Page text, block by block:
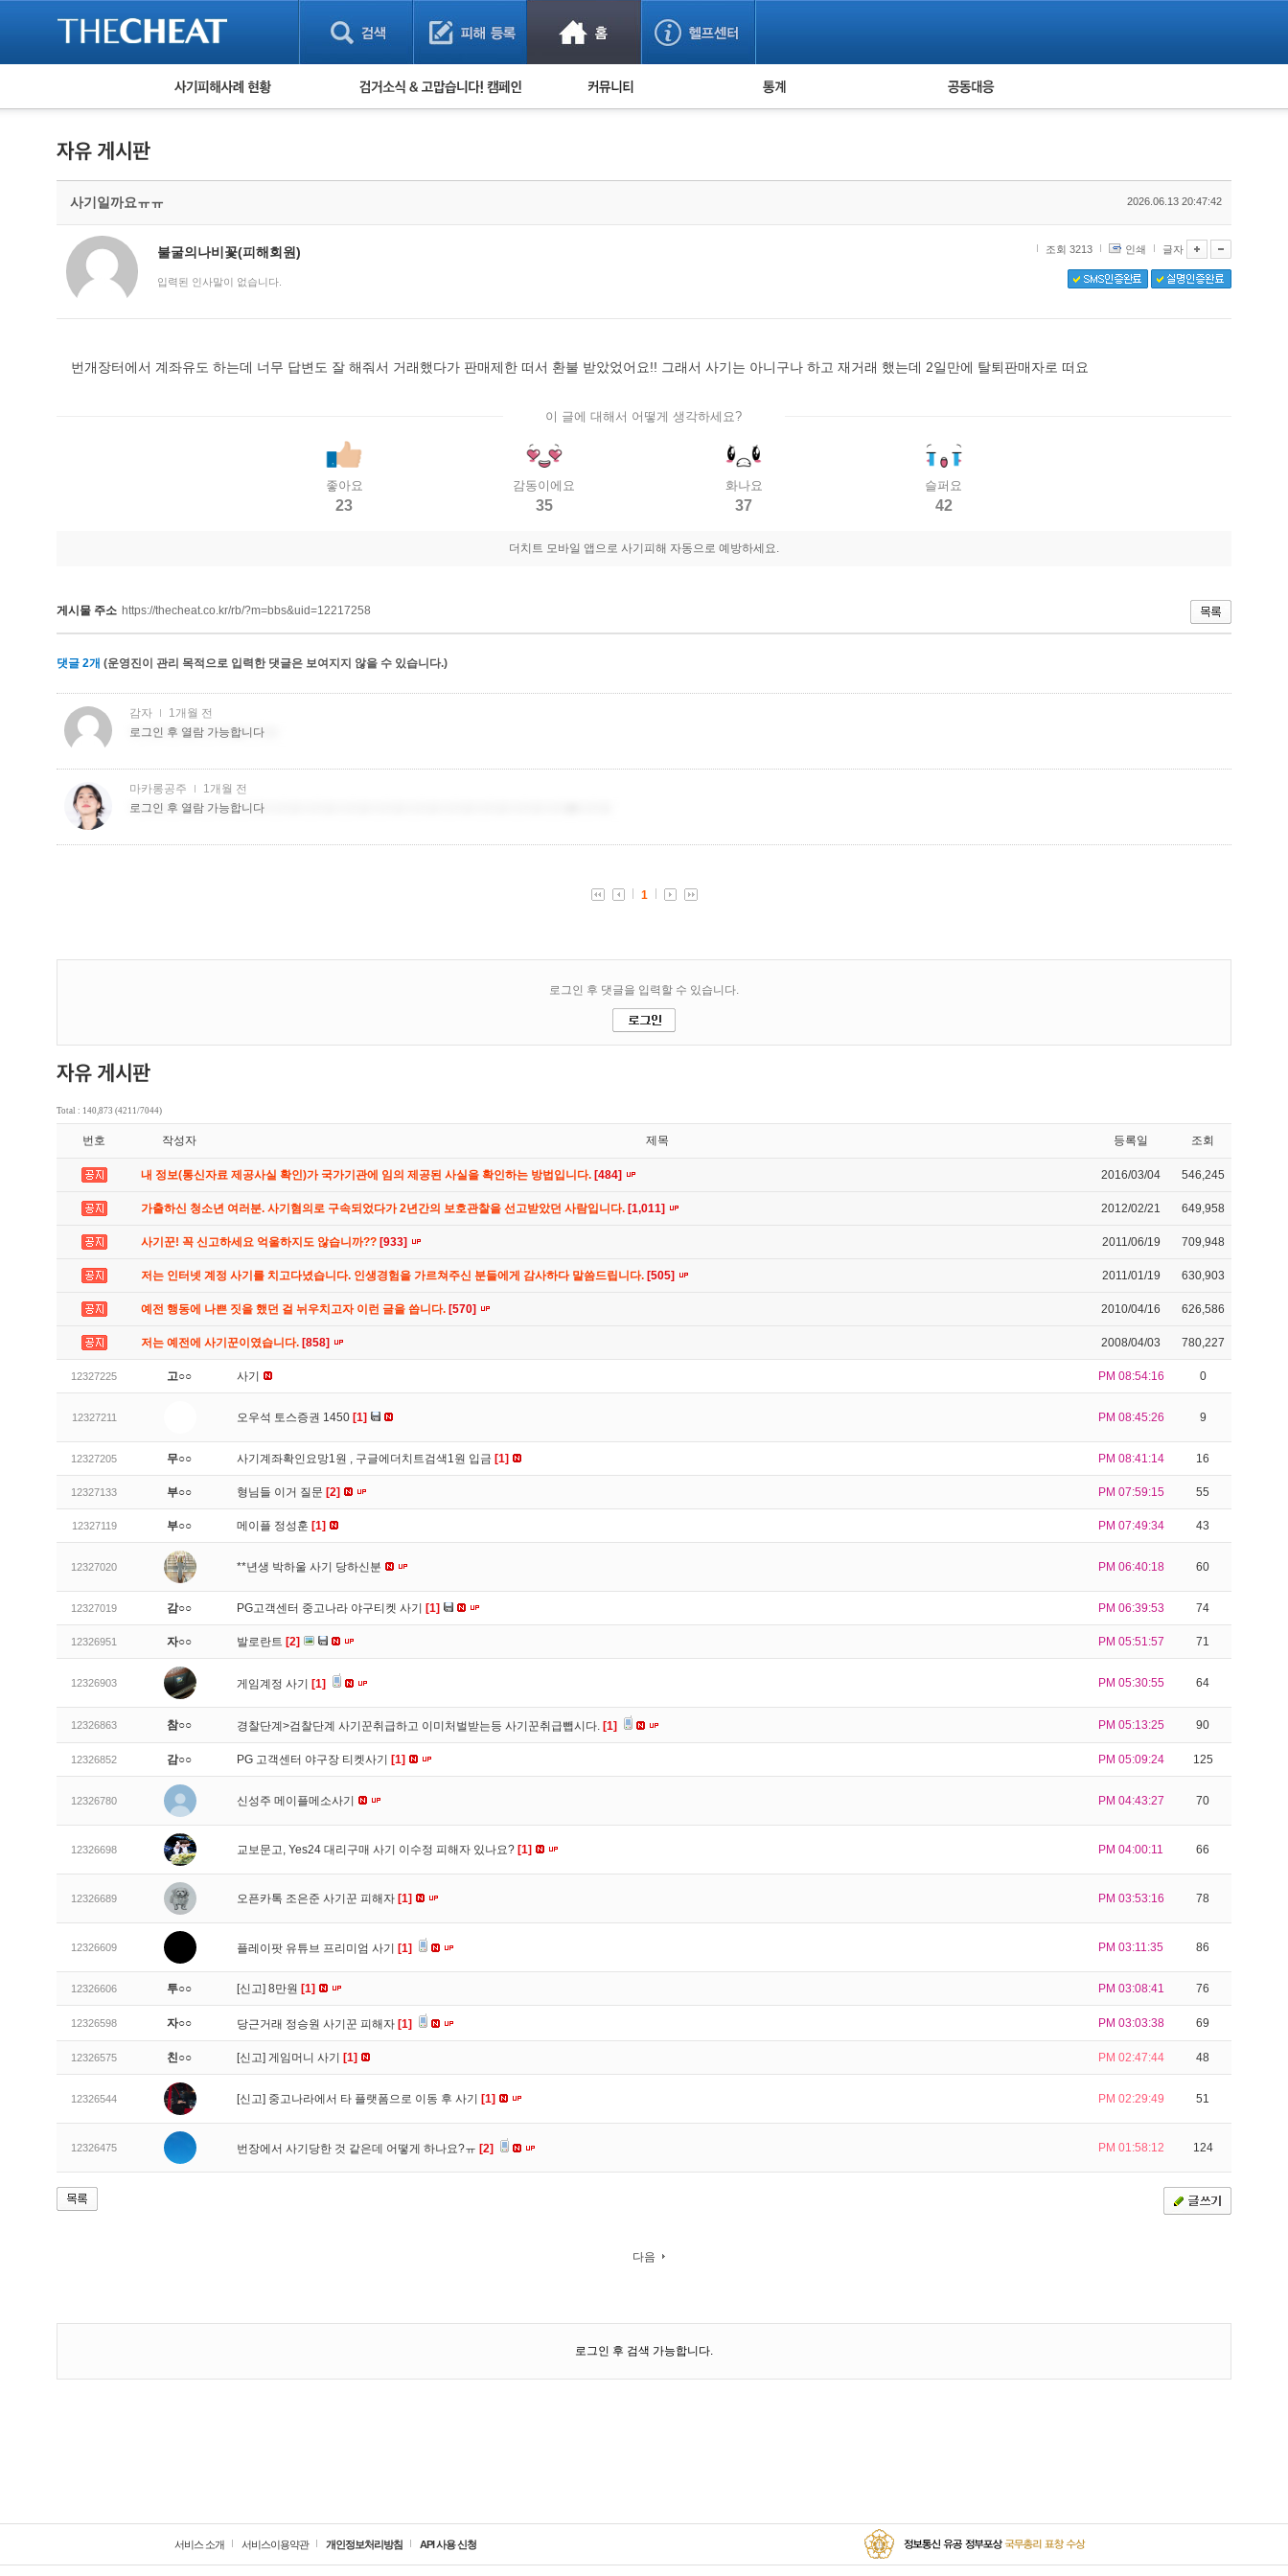
피해사례 현황
유해사이트 목록
비공개 피해사례
워킹홀리데이 피해사례
검거 소식 사기 예방했어요! 누적 피해사례 통계 피해자 공동대응
사기일까요ㅠㅠ 2026.06.13 20:47:42
불굴의나비꽃(피해회원)
입력된 인사말이 없습니다.
조회 3213 인쇄 글자
번개장터에서 계좌유도 하는데 너무 답변도 잘 해줘서 거래했다가 판매제한 떠서 환불 받았었어요!! 그래서 사기는 아니구나 하고 재거래 했는데 2일만에 탈퇴판매자로 떠요
이 글에 대해서 어떻게 생각하세요?
좋아요
23
감동이에요
35
화나요
37
슬퍼요
42
더치트 모바일 앱으로 사기피해 자동으로 예방하세요.
게시물 주소 https://thecheat.co.kr/rb/?m=bbs&uid=12217258
댓글 2개 (운영진이 관리 목적으로 입력한 댓글은 보여지지 않을 수 있습니다.)
Total : 140,873 (4211/7044)
번호 작성자 제목 등록일 조회
내 정보(통신자료 제공사실 확인)가 국가기관에 임의 제공된 사실을 확인하는 방법입니다. [484] 2016/03/04 546,245
가출하신 청소년 여러분. 사기혐의로 구속되었다가 2년간의 보호관찰을 선고받았던 사람입니다. [1,011] 2012/02/21 649,958
사기꾼! 꼭 신고하세요 억울하지도 않습니까?? [933] 2011/06/19 709,948
저는 인터넷 계정 사기를 치고다녔습니다. 인생경험을 가르쳐주신 분들에게 감사하다 말씀드립니다. [505] 2011/01/19 630,903
예전 행동에 나쁜 짓을 했던 걸 뉘우치고자 이런 글을 씁니다. [570] 2010/04/16 626,586
저는 예전에 사기꾼이였습니다. [858] 2008/04/03 780,227
12327225 고○○ 사기 PM 08:54:16 0
12327211 오우석 토스증권 1450 [1] PM 08:45:26 9
12327205 무○○ 사기계좌확인요망1원 , 구글에더치트검색1원 입금 [1] PM 08:41:14 16
12327133 부○○ 형님들 이거 질문 [2] PM 07:59:15 55
12327119 부○○ 메이플 정성훈 [1] PM 07:49:34 43
12327020 **년생 박하울 사기 당하신분 PM 06:40:18 60
12327019 감○○ PG고객센터 중고나라 야구티켓 사기 [1] PM 06:39:53 74
12326951 자○○ 발로란트 [2] PM 05:51:57 71
12326903 게임계정 사기 [1] PM 05:30:55 64
12326863 참○○ 경찰단계>검찰단계 사기꾼취급하고 이미처벌받는등 사기꾼취급뺍시다. [1] PM 05:13:25 90
12326852 감○○ PG 고객센터 야구장 티켓사기 [1] PM 05:09:24 125
12326780 신성주 메이플메소사기 PM 04:43:27 70
12326698 교보문고, Yes24 대리구매 사기 이수정 피해자 있나요? [1] PM 04:00:11 66
12326689 오픈카톡 조은준 사기꾼 피해자 [1] PM 03:53:16 78
12326609 플레이팟 유튜브 프리미엄 사기 [1] PM 03:11:35 86
12326606 투○○ [신고] 8만원 [1] PM 03:08:41 76
12326598 자○○ 당근거래 정승원 사기꾼 피해자 [1] PM 03:03:38 69
12326575 친○○ [신고] 게임머니 사기 [1] PM 02:47:44 48
12326544 [신고] 중고나라에서 타 플랫폼으로 이동 후 사기 [1] PM 02:29:49 51
12326475 번장에서 사기당한 것 같은데 어떻게 하나요?ㅠ [2] PM 01:58:12 124
다음
로그인 후 검색 가능합니다.
서비스 소개 서비스이용약관 개인정보처리방침 API 사용 신청